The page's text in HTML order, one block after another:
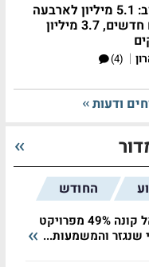
בורוכוב: 5.1 מיליון לארבעה
חדרים חדשים, 3.7 מיליון
|
(4)
ודעות
החודש
אמריקה ישראל קונה 49% מפרויקט
שנגזר והמשמעות...